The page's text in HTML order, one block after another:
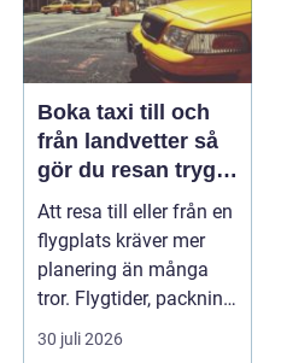
Boka taxi till och
från landvetter så
gör du resan trygg
och smidig
Att resa till eller från en
flygplats kräver mer
planering än många
tror. Flygtider, packning,
säker...
30 juli 2026